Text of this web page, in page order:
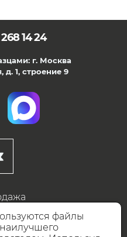
268 14 24
г. Москва
д. 1, строение 9
файлы